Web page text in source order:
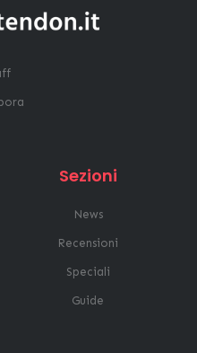
Sezioni
News
Recensioni
Speciali
Guide